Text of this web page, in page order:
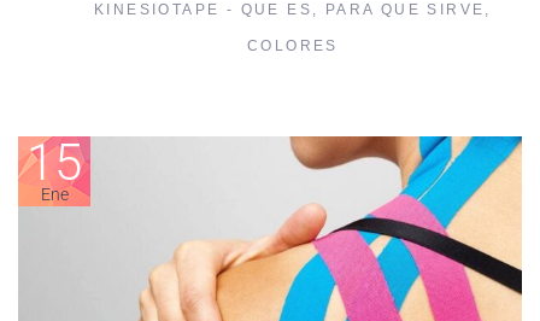
KINESIOTAPE - QUE ES, PARA QUE SIRVE,
COLORES
15
Ene